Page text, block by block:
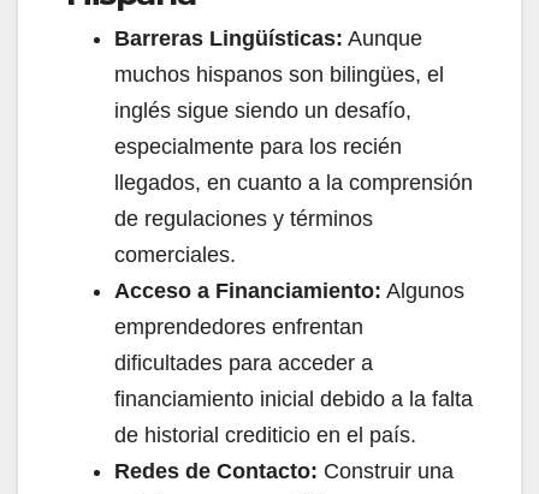
Barreras Lingüísticas: Aunque
muchos hispanos son bilingües, el
inglés sigue siendo un desafío,
especialmente para los recién
llegados, en cuanto a la comprensión
de regulaciones y términos
comerciales.
Acceso a Financiamiento: Algunos
emprendedores enfrentan
dificultades para acceder a
financiamiento inicial debido a la falta
de historial crediticio en el país.
Redes de Contacto: Construir una